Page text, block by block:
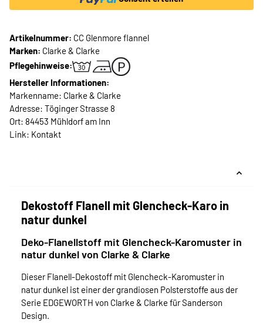
Artikelnummer: CC Glenmore flannel
Marken: Clarke & Clarke
Pflegehinweise:
Hersteller Informationen:
Markenname: Clarke & Clarke
Adresse: Töginger Strasse 8
Ort: 84453 Mühldorf am Inn
Link: Kontakt
Dekostoff Flanell mit Glencheck-Karo in
natur dunkel
Deko-Flanellstoff mit Glencheck-Karomuster in
natur dunkel von Clarke & Clarke
Dieser Flanell-Dekostoff mit Glencheck-Karomuster in
natur dunkel ist einer der grandiosen Polsterstoffe aus der
Serie EDGEWORTH von Clarke & Clarke für Sanderson
Design.